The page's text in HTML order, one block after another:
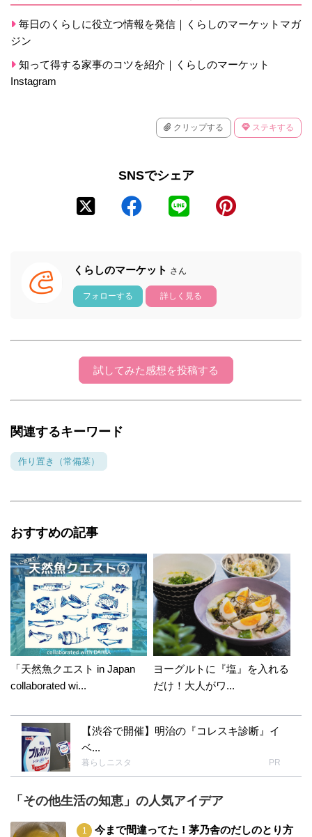
毎日のくらしに役立つ情報を発信｜くらしのマーケットマガ
ジン
知って得する家事のコツを紹介｜くらしのマーケット
Instagram
クリップする ステキする
SNSでシェア
くらしのマーケット さん
フォローする 詳しく見る
試してみた感想を投稿する
関連するキーワード
作り置き（常備菜）
おすすめの記事
「天然魚クエスト in Japan
collaborated wi...
ヨーグルトに『塩』を入れる
だけ！大人がワ...
【渋谷で開催】明治の『コレスキ診断』イ
ベ...
暮らしニスタ PR
「その他生活の知恵」の人気アイデア
今まで間違ってた！茅乃舎のだしのとり方